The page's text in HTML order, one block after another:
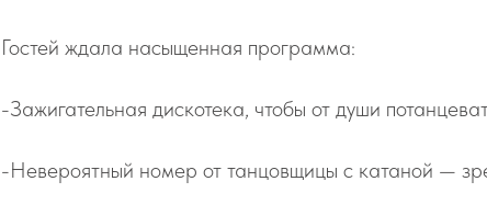
Гостей ждала насыщенная программа:
-Зажигательная дискотека, чтобы от души
-Невероятный номер от танцовщицы с катаной —